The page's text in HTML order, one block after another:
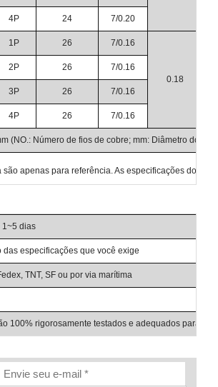
4P 24 7/0.20
1P 26 7/0.16
0.18
2P 26 7/0.16
3P 26 7/0.16
4P 26 7/0.16
(NO.: Número de fios de cobre; mm: Diâmetro dos
são apenas para referência. As especificações do
1~5 dias
das especificações que você exige
TNT, SF ou por via marítima
100% rigorosamente testados e adequados para